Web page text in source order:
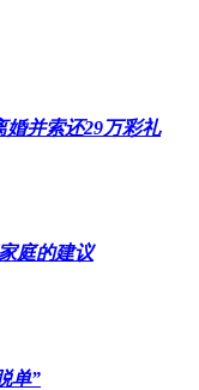
婚并索还29万彩礼
庭的建议
单”